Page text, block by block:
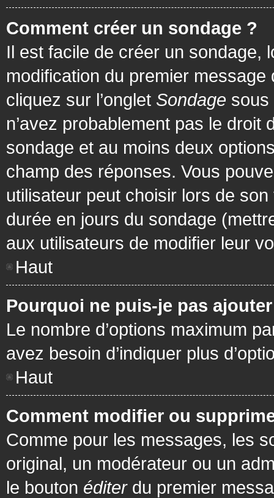
Comment créer un sondage ?
Il est facile de créer un sondage,
modification du premier
cliquez sur l’onglet Sondage sous
n’avez probablement pas le
sondage et au moins deux
champ des réponses. Vous
utilisateur peut choisir lors de
durée en jours du sondage
aux utilisateurs de modifier leur
Haut
Pourquoi ne puis-je pas
Le nombre d’options maximum
avez besoin d’indiquer plus
Haut
Comment modifier ou
Comme pour les messages, les
original, un modérateur ou un
le bouton éditerdu premier